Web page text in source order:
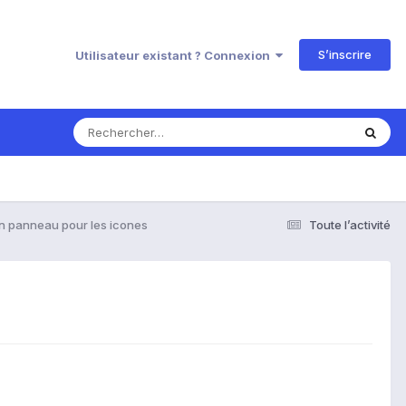
Utilisateur existant ? Connexion S’inscrire
Toute l’activité
panneau pour les icones